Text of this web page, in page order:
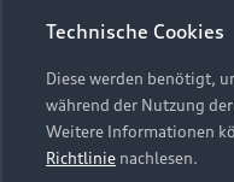
Online-
Servicekontakt
Investor Relations
Presse & Media Center
Datenschutz
Audi erleben
Impressum
Cookie-Richtlinie
Technische Cookies
Diese werden benötigt,
während der Nutzung
Weitere Informationen
Richtlinie nachlesen.